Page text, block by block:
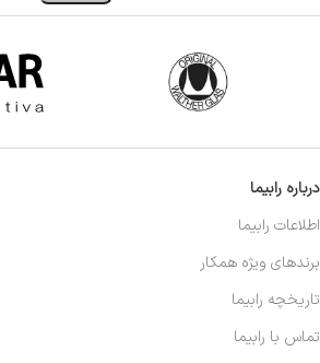
درباره رابیما
اطلاعات رابیما
برندهای ویژه همکار
تاریخچه رابیما
تماس با رابیما